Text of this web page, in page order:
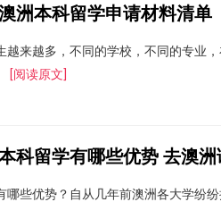
洲本科留学申请材料清单
越来越多，不同的学校，不同的专业
[阅读原文]
科留学有哪些优势 去澳
哪些优势？自从几年前澳洲各大学纷